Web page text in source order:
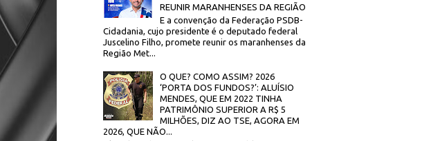
REUNIR MARANHENSES DA REGIÃO
E a convenção da Federação PSDB-
Cidadania, cujo presidente é o deputado federal
Juscelino Filho, promete reunir os maranhenses da
Região Met...
O QUE? COMO ASSIM? 2026
‘PORTA DOS FUNDOS?’: ALUÍSIO
MENDES, QUE EM 2022 TINHA
PATRIMÔNIO SUPERIOR A R$ 5
MILHÕES, DIZ AO TSE, AGORA EM
2026, QUE NÃO...